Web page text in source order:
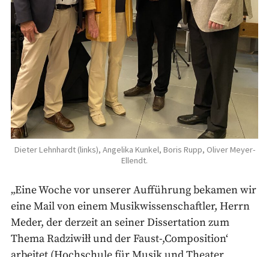
Dieter Lehnhardt (links), Angelika Kunkel, Boris Rupp, Oliver Meyer-
Ellendt.
„Eine Woche vor unserer Aufführung bekamen wir
eine Mail von einem Musikwissenschaftler, Herrn
Meder, der derzeit an seiner Dissertation zum
Thema Radziwiłł und der Faust-,Composition‘